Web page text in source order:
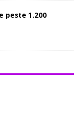
peste 1.200